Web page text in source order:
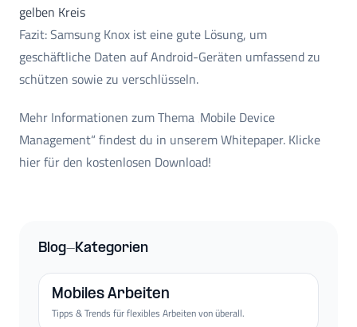
gelben Kreis
Fazit: Samsung Knox ist eine gute Lösung, um
geschäftliche Daten auf Android-Geräten umfassend zu
schützen sowie zu verschlüsseln.
Mehr Informationen zum Thema ‚Mobile Device
Management“ findest du in unserem Whitepaper. Klicke
hier für den kostenlosen Download!
Blog-Kategorien
Mobiles Arbeiten
Tipps & Trends für flexibles Arbeiten von überall.